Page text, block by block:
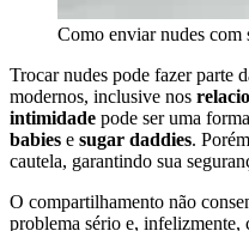
Como enviar nudes com
Trocar nudes pode fazer parte
modernos, inclusive nos
intimidade pode ser uma
babies e sugar daddies.
cautela, garantindo sua
O compartilhamento não
problema sério e,